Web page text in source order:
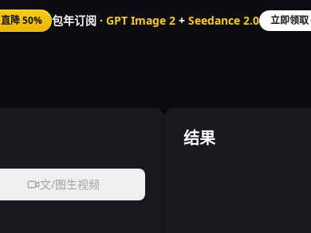
直降 50% 包年订阅 · GPT Image 2+ Seedance 2.0 立即领取
文/图生视频
结果